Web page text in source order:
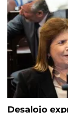
Desalojo